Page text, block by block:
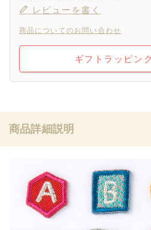
レビューを書く
商品についてのお問い合わせ
ギフトラッピン
商品詳細説明